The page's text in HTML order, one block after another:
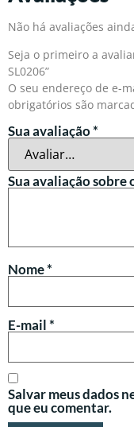
Não há avaliações
Seja o primeiro a avaliar
SL0206”
O seu endereço de e-
obrigatórios são
Sua avaliação*
Sua avaliação sobre
Nome*
E-mail*
Salvar meus dados
que eu comentar.